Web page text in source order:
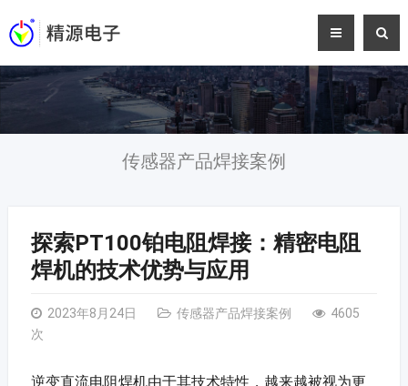
传感器产品焊接案例
探索PT100铂电阻焊接：精密电阻
焊机的技术优势与应用
2023年8月24日 传感器产品焊接案例
4605
次
逆变直流电阻焊机由于其技术特性，越来越被视为更